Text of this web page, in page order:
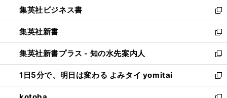
く
で
開
く
ド
ウ
で
開
く
い
ウ
ィ
ン
ド
ウ
で
開
集英社ビジネス書
新
し
い
ウ
ィ
ン
ド
ウ
集英社新書
新
し
い
ウ
ィ
ン
集英社新書プラス - 知の水先案内人
新
し
い
ウ
1日5分で、明日は変わる よみタイ yomitai
新
し